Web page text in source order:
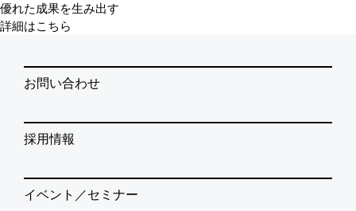
優れた成果を生み出す
詳細はこちら
お問い合わせ
採用情報
イベント／セミナー